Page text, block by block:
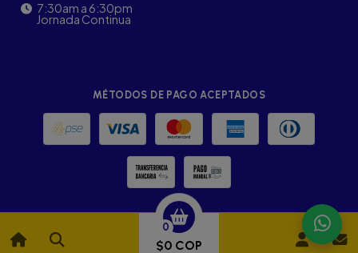
0
$0 COP
7:30am a 6:30pm
Jornada Continua
MÉTODOS DE PAGO ACEPTADOS